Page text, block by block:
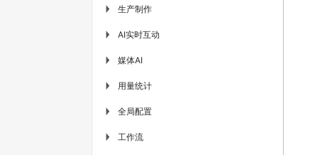
▶ 生产制作
▶ AI实时互动
▶ 媒体AI
▶ 用量统计
▶ 全局配置
▶ 工作流